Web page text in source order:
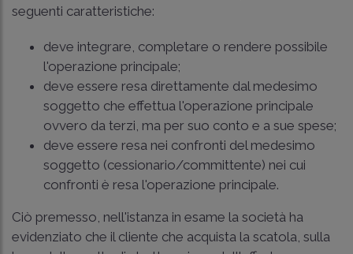
seguenti caratteristiche:
deve integrare, completare o rendere possibile
l'operazione principale;
deve essere resa direttamente dal medesimo
soggetto che effettua l'operazione principale
ovvero da terzi, ma per suo conto e a sue spese;
deve essere resa nei confronti del medesimo
soggetto (cessionario/committente) nei cui
confronti è resa l'operazione principale.
Ciò premesso, nell'istanza in esame la società ha
evidenziato che il cliente che acquista la scatola, sulla